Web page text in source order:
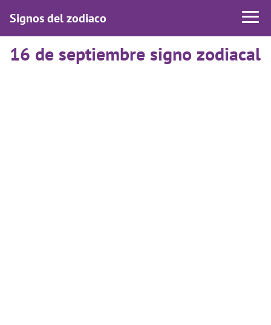
Signos del zodiaco
16 de septiembre signo zodiacal